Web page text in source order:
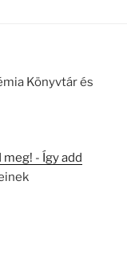
Könyvtár és
- Így add